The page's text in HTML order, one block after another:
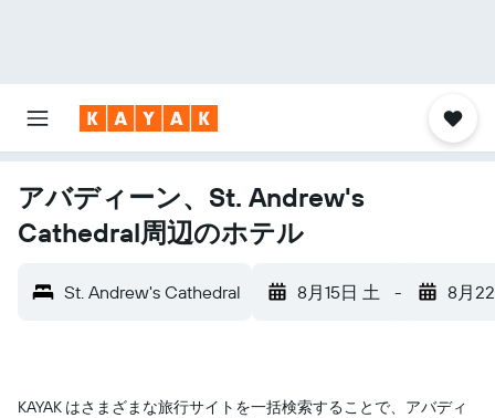
アバディーン、St. Andrew's
Cathedral周辺のホテル
St. Andrew's Cathedral 8月15日 土 - 8月
KAYAK はさまざまな旅行サイトを一括検索することで、アバディ